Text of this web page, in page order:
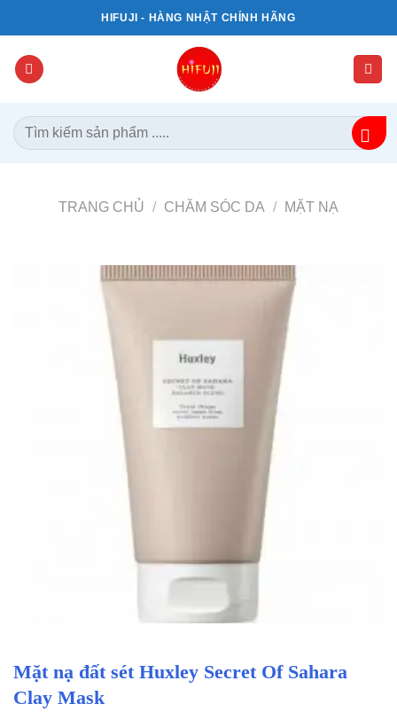
qua
dung
HIFUJI - HÀNG NHẬT CHÍNH HÃNG
Tìm
kiếm:
TRANG CHỦ / CHĂM SÓC DA / MẶT NẠ
Mặt nạ đất sét Huxley Secret Of Sahara
Clay Mask